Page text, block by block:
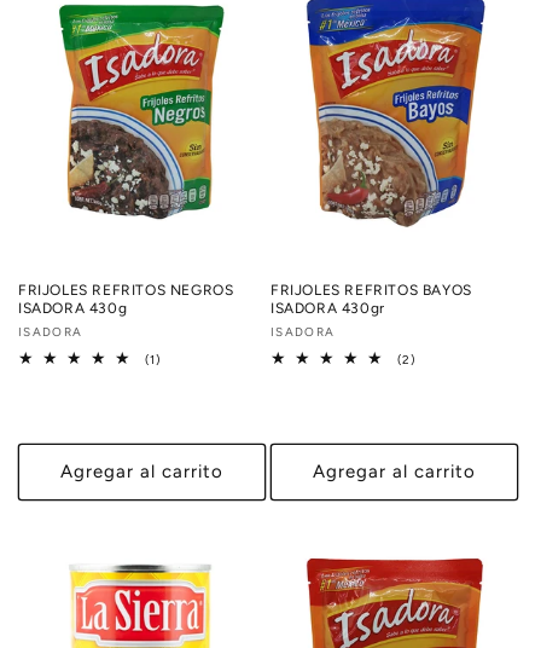
FRIJOLES REFRITOS NEGROS
ISADORA 430g
Proveedor:
ISADORA
(1)
Agregar al carrito
FRIJOLES REFRITOS BAYOS
ISADORA 430gr
Proveedor:
ISADORA
(2)
Agregar al carrito